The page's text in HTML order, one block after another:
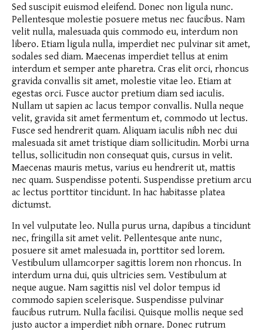
Sed suscipit euismod eleifend. Donec non ligula nunc.
Pellentesque molestie posuere metus nec faucibus. Nam
velit nulla, malesuada quis commodo eu, interdum non
libero. Etiam ligula nulla, imperdiet nec pulvinar sit amet,
sodales sed diam. Maecenas imperdiet tellus at enim
interdum et semper ante pharetra. Cras elit orci, rhoncus
gravida convallis sit amet, molestie vitae leo. Etiam at
egestas orci. Fusce auctor pretium diam sed iaculis.
Nullam ut sapien ac lacus tempor convallis. Nulla neque
velit, gravida sit amet fermentum et, commodo ut lectus.
Fusce sed hendrerit quam. Aliquam iaculis nibh nec dui
malesuada sit amet tristique diam sollicitudin. Morbi urna
tellus, sollicitudin non consequat quis, cursus in velit.
Maecenas mauris metus, varius eu hendrerit ut, mattis
nec quam. Suspendisse potenti. Suspendisse pretium arcu
ac lectus porttitor tincidunt. In hac habitasse platea
dictumst.
In vel vulputate leo. Nulla purus urna, dapibus a tincidunt
nec, fringilla sit amet velit. Pellentesque ante nunc,
posuere sit amet malesuada in, porttitor sed lorem.
Vestibulum ullamcorper sagittis lorem non rhoncus. In
interdum urna dui, quis ultricies sem. Vestibulum at
neque augue. Nam sagittis nisl vel dolor tempus id
commodo sapien scelerisque. Suspendisse pulvinar
faucibus rutrum. Nulla facilisi. Quisque mollis neque sed
justo auctor a imperdiet nibh ornare. Donec rutrum